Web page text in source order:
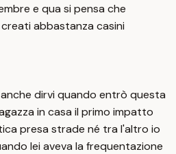
e qua si pensa che
abbastanza casini
dirvi quando entrò questa
in casa il primo impatto
presa strade né tra l'altro io
lei aveva la frequentazione